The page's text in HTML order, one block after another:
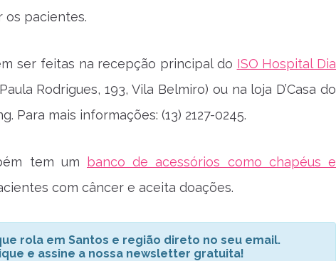
pacientes.
ser feitas na recepção principal do ISO Hospital Dia
Rodrigues, 193, Vila Belmiro) ou na loja D’Casa do
Para mais informações: (13) 2127-0245.
tem um banco de acessórios como chapéus e
com câncer e aceita doações.
rola em Santos e região direto no seu email.
e assine a nossa newsletter gratuita!